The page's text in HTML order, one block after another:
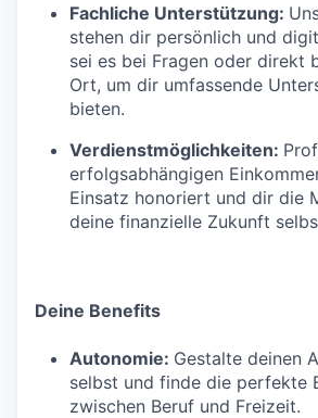
Fachliche Unterstützung:
stehen dir persönlich und
sei es bei Fragen oder direkt
Ort, um dir umfassende
bieten.
Verdienstmöglichkeiten:
erfolgsabhängigen
Einsatz honoriert und dir die
deine finanzielle Zukunft
Deine Benefits
Autonomie: Gestalte deinen
selbst und finde die perfekte
zwischen Beruf und Freizeit.